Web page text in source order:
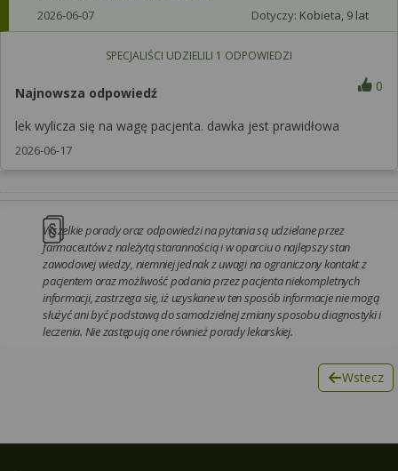
2026-06-07 Dotyczy: Kobieta, 9 lat
SPECJALIŚCI UDZIELILI 1 ODPOWIEDZI
Najnowsza odpowiedź 0
lek wylicza się na wagę pacjenta. dawka jest prawidłowa
2026-06-17
Wszelkie porady oraz odpowiedzi na pytania są udzielane przez
farmaceutów z należytą starannością i w oparciu o najlepszy stan
zawodowej wiedzy, niemniej jednak z uwagi na ograniczony kontakt z
pacjentem oraz możliwość podania przez pacjenta niekompletnych
informacji, zastrzega się, iż uzyskane w ten sposób informacje nie mogą
służyć ani być podstawą do samodzielnej zmiany sposobu diagnostyki i
leczenia. Nie zastępują one również porady lekarskiej.
Wstecz